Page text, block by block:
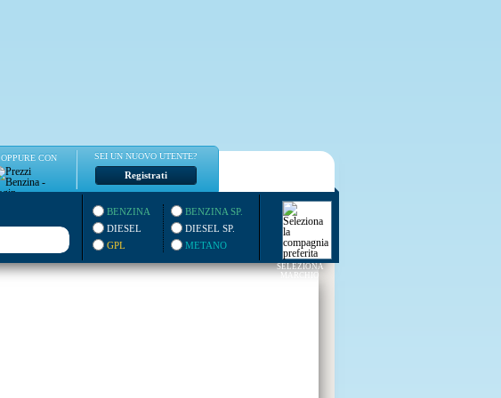
OPPURE CON SEI UN NUOVO UTENTE?
Registrati
BENZINA
DIESEL
GPL
BENZINA SP.
DIESEL SP.
METANO
SELEZIONA
MARCHIO